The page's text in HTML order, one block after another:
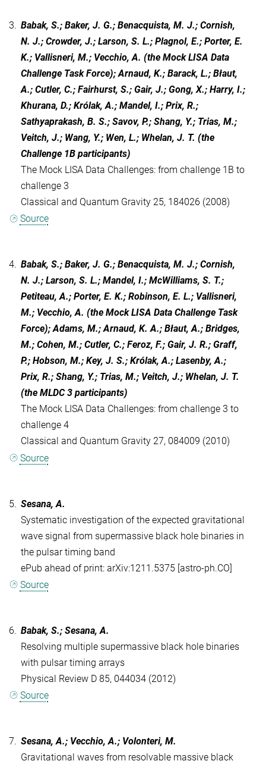
3. Babak, S.; Baker, J. G.; Benacquista, M. J.; Cornish,
N. J.; Crowder, J.; Larson, S. L.; Plagnol, E.; Porter, E.
K.; Vallisneri, M.; Vecchio, A. (the Mock LISA Data
Challenge Task Force); Arnaud, K.; Barack, L.; Błaut,
A.; Cutler, C.; Fairhurst, S.; Gair, J.; Gong, X.; Harry, I.;
Khurana, D.; Królak, A.; Mandel, I.; Prix, R.;
Sathyaprakash, B. S.; Savov, P.; Shang, Y.; Trias, M.;
Veitch, J.; Wang, Y.; Wen, L.; Whelan, J. T. (the
Challenge 1B participants)
The Mock LISA Data Challenges: from challenge 1B to
challenge 3
Classical and Quantum Gravity 25, 184026 (2008)
Source
4. Babak, S.; Baker, J. G.; Benacquista, M. J.; Cornish,
N. J.; Larson, S. L.; Mandel, I.; McWilliams, S. T.;
Petiteau, A.; Porter, E. K.; Robinson, E. L.; Vallisneri,
M.; Vecchio, A. (the Mock LISA Data Challenge Task
Force); Adams, M.; Arnaud, K. A.; Błaut, A.; Bridges,
M.; Cohen, M.; Cutler, C.; Feroz, F.; Gair, J. R.; Graff,
P.; Hobson, M.; Key, J. S.; Królak, A.; Lasenby, A.;
Prix, R.; Shang, Y.; Trias, M.; Veitch, J.; Whelan, J. T.
(the MLDC 3 participants)
The Mock LISA Data Challenges: from challenge 3 to
challenge 4
Classical and Quantum Gravity 27, 084009 (2010)
Source
5. Sesana, A.
Systematic investigation of the expected gravitational
wave signal from supermassive black hole binaries in
the pulsar timing band
ePub ahead of print: arXiv:1211.5375 [astro-ph.CO]
Source
6. Babak, S.; Sesana, A.
Resolving multiple supermassive black hole binaries
with pulsar timing arrays
Physical Review D 85, 044034 (2012)
Source
7. Sesana, A.; Vecchio, A.; Volonteri, M.
Gravitational waves from resolvable massive black